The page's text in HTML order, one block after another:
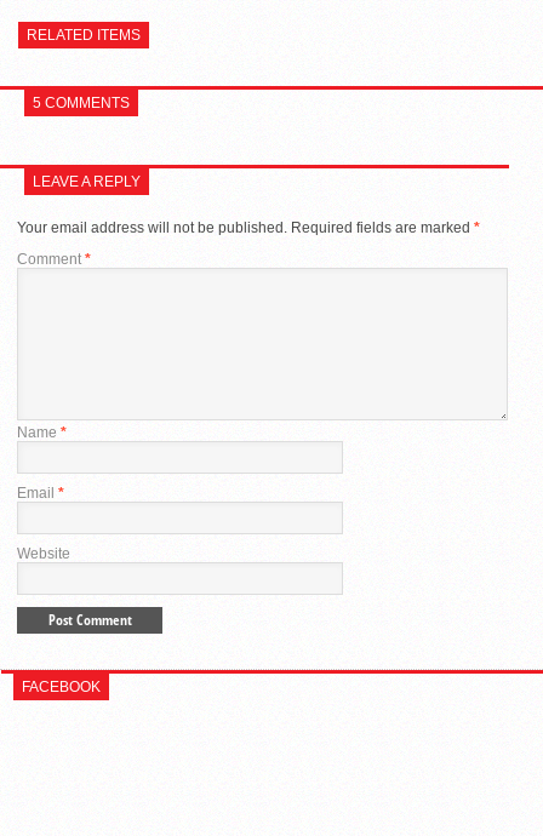
RELATED ITEMS
5 COMMENTS
LEAVE A REPLY
Your email address will not be published. Required fields are marked *
Comment *
Name *
Email *
Website
FACEBOOK